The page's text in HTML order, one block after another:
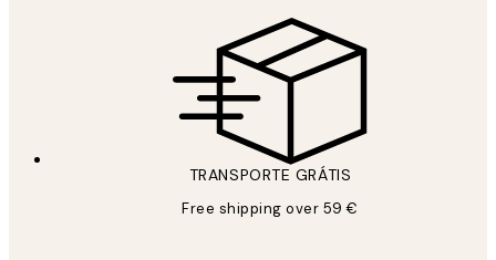
TRANSPORTE GRÁTIS
Free shipping over 59 €